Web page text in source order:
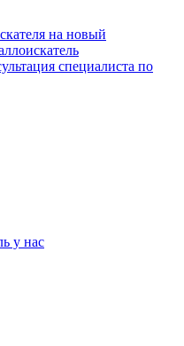
на новый
специалиста по
у нас